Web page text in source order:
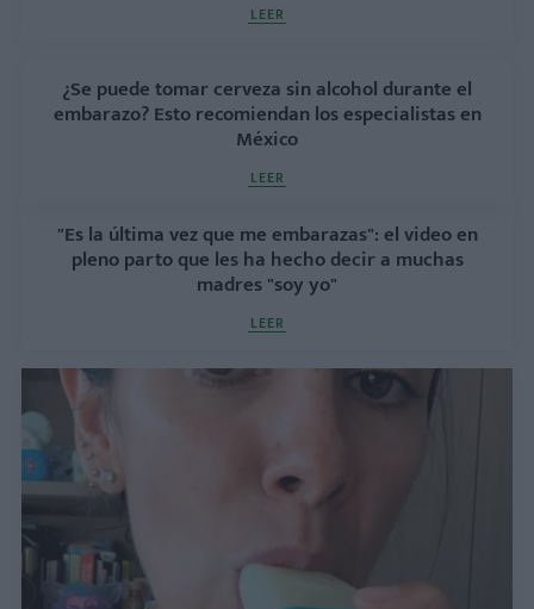
LEER
¿Se puede tomar cerveza sin alcohol durante el
embarazo? Esto recomiendan los especialistas en
México
LEER
"Es la última vez que me embarazas": el video en
pleno parto que les ha hecho decir a muchas
madres "soy yo"
LEER